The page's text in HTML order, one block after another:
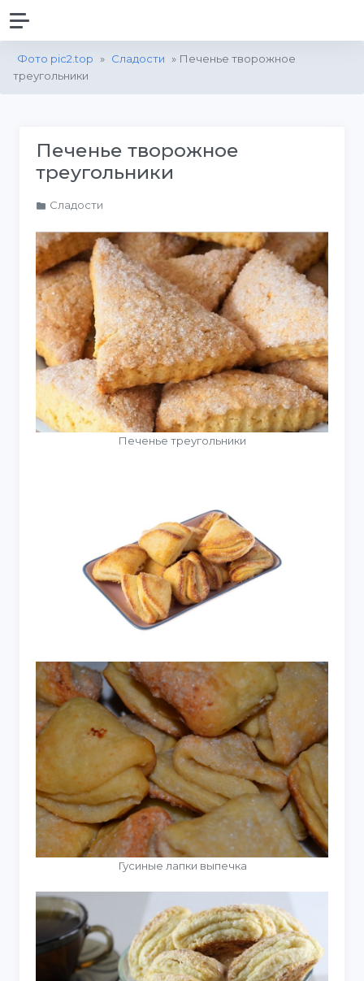
Фото pic2.top » Сладости
» Печенье творожное
треугольники
Печенье творожное
треугольники
Сладости
Печенье треугольники
Гусиные лапки выпечка